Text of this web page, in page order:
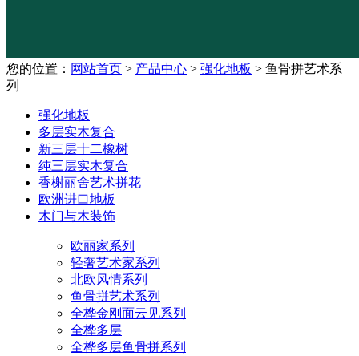
您的位置： 网站首页 > 产品中心 > 强化地板 > 鱼骨拼艺术系
列
强化地板
多层实木复合
新三层十二橡树
纯三层实木复合
香榭丽舍艺术拼花
欧洲进口地板
木门与木装饰
欧丽家系列
轻奢艺术家系列
北欧风情系列
鱼骨拼艺术系列
全桦金刚面云见系列
全桦多层
全桦多层鱼骨拼系列